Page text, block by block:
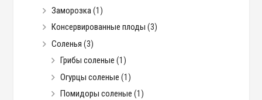
Заморозка(1)
Консервированные плоды (3)
Соленья (3)
Грибы соленые (1)
Огурцы соленые (1)
Помидоры соленые (1)